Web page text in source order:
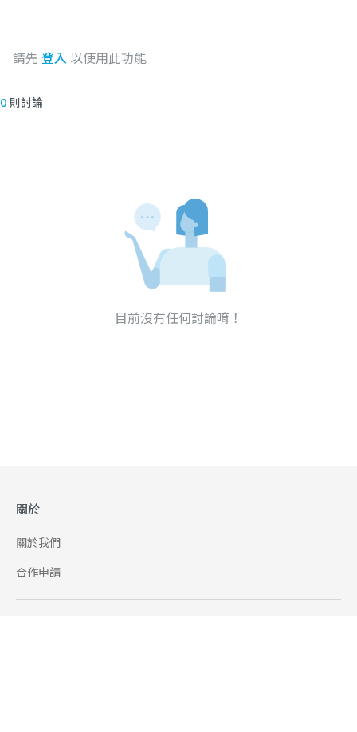
請先 登入 以使用此功能
0 則討論
目前沒有任何討論唷！
關於
關於我們
合作申請